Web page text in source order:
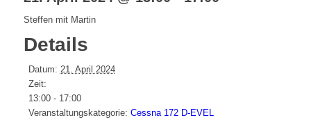
Steffen mit Martin
Details
Datum: 21. April 2024
Zeit:
13:00 - 17:00
Veranstaltungskategorie: Cessna 172 D-EVEL